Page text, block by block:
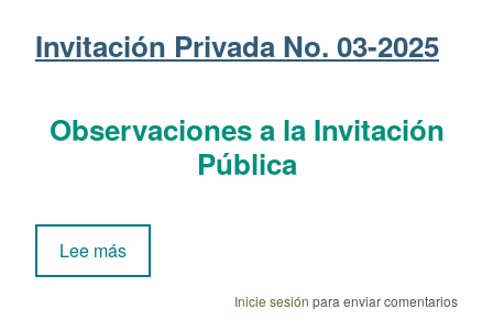
Invitación Privada No. 03-2025
Observaciones a la Invitación
Pública
Lee mássobre Invitación Privada No. 03-2025
Inicie sesión para enviar comentarios